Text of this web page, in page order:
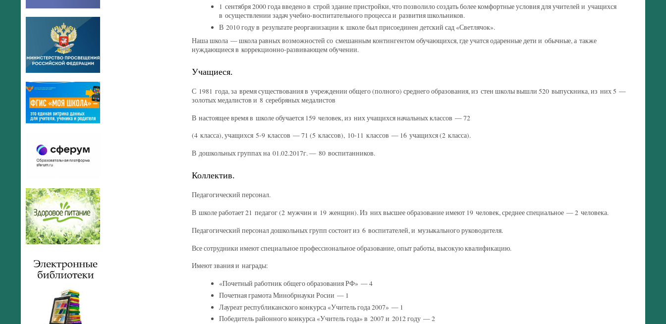
1 сентября 2000 года введено в строй здание пристройки, что позволило создать более комфортные условия для учителей и учащихся
в осуществлении задач учебно-воспитательного процесса и развития школьников.
В 2010 году в результате реорганизации к школе был присоединен детский сад «Светлячок».
Наша школа — школа равных возможностей со смешанным контингентом обучающихся, где учатся одаренные дети и обычные, а также
нуждающиеся в коррекционно-развивающем обучении.
Учащиеся.
С 1981 года, за время существования в учреждении общего (полного) среднего образования, из стен школы вышли 520 выпускника, из них 5 —
золотых медалистов и 8 серебряных медалистов
В настоящее время в школе обучается 159 человек, из них учащихся начальных классов — 72
(4 класса), учащихся 5-9 классов — 71 (5 классов), 10-11 классов — 16 учащихся (2 класса).
В дошкольных группах на 01.02.2017г. — 80 воспитанников.
Коллектив.
Педагогический персонал.
В школе работает 21 педагог (2 мужчин и 19 женщин). Из них высшее образование имеют 19 человек, среднее специальное — 2 человека.
Педагогический персонал дошкольных групп состоит из 6 воспитателей, и музыкального руководителя.
Все сотрудники имеют специальное профессиональное образование, опыт работы, высокую квалификацию.
Имеют звания и награды:
«Почетный работник общего образования РФ» — 4
Почетная грамота Минобрнауки Росии — 1
Лауреат республиканского конкурса «Учитель года 2007» — 1
Победитель районного конкурса «Учитель года» в 2007 и 2012 году — 2